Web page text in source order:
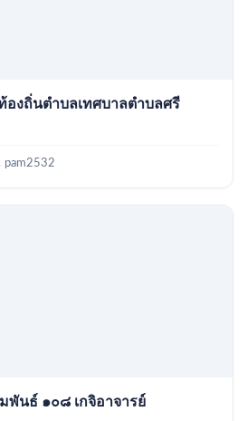
งถิ่นตำบลเทศบาลตำบลศรี
pam2532
พันธ์ ๑๐๘ เกจิอาจารย์